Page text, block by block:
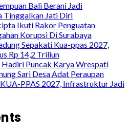
Bali Berani Jadi
Tinggalkan Jati Diri
Ikuti Rakor Penguatan
Korupsi Di Surabaya
Sepakati Kua-ppas 2027,
Rp 14,2 Triliun
Puncak Karya Wrespati
Sari Desa Adat Peraupan
PPAS 2027, Infrastruktur Jadi